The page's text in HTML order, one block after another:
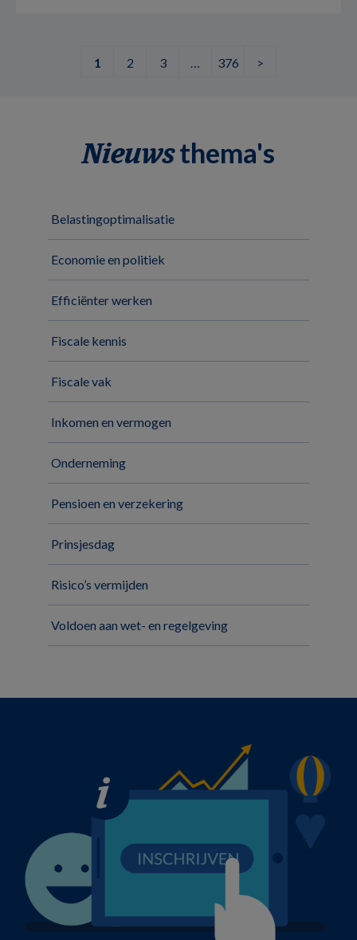
1 2 3 … 376 >
Nieuwsthema's
Belastingoptimalisatie
Economie en politiek
Efficiënter werken
Fiscale kennis
Fiscale vak
Inkomen en vermogen
Onderneming
Pensioen en verzekering
Prinsjesdag
Risico’s vermijden
Voldoen aan wet- en regelgeving